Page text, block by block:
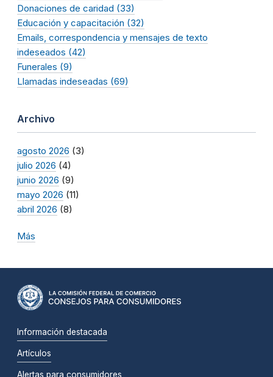
Donaciones de caridad (33)
Educación y capacitación (32)
Emails, correspondencia y mensajes de texto
indeseados (42)
Funerales (9)
Llamadas indeseadas (69)
Archivo
agosto 2026 (3)
julio 2026 (4)
junio 2026 (9)
mayo 2026 (11)
abril 2026 (8)
Más
Información destacada
Artículos
Alertas para consumidores